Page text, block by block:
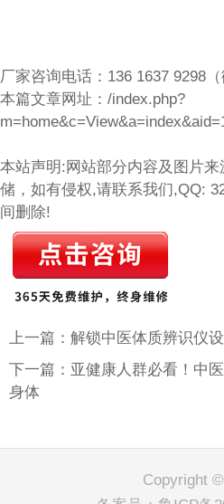
厂家咨询电话：136 1637 9298（
本篇文章网址： /index.php?
本站声明:网站部分内容及图片
储，如有侵权,请联系我们,QQ:
间删除!
上一篇：解锁中医体质辨识仪
下一篇：亚健康人群必看！中
身体
Copyright